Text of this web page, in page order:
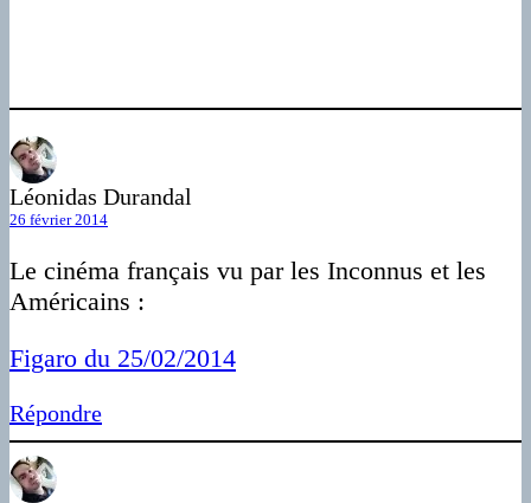
Léonidas Durandal
26 février 2014
Le cinéma français vu par les Inconnus et les
Américains :
Figaro du 25/02/2014
Répondre